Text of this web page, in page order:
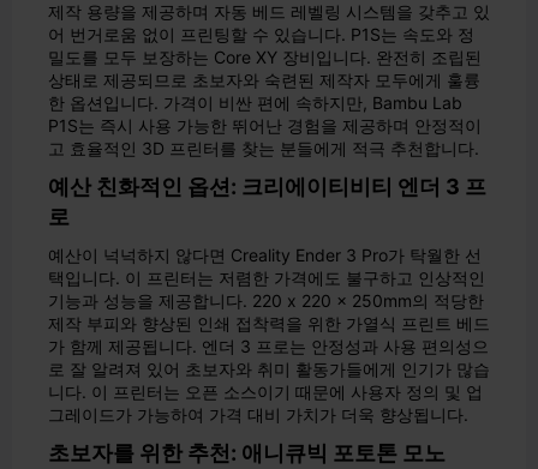
제작 용량을 제공하며 자동 베드 레벨링 시스템을 갖추고 있
어 번거로움 없이 프린팅할 수 있습니다. P1S는 속도와 정
밀도를 모두 보장하는 Core XY 장비입니다. 완전히 조립된
상태로 제공되므로 초보자와 숙련된 제작자 모두에게 훌륭
한 옵션입니다. 가격이 비싼 편에 속하지만, Bambu Lab
P1S는 즉시 사용 가능한 뛰어난 경험을 제공하며 안정적이
고 효율적인 3D 프린터를 찾는 분들에게 적극 추천합니다.
예산 친화적인 옵션: 크리에이티비티 엔더 3 프
로
예산이 넉넉하지 않다면 Creality Ender 3 Pro가 탁월한 선
택입니다. 이 프린터는 저렴한 가격에도 불구하고 인상적인
기능과 성능을 제공합니다. 220 x 220 x 250mm의 적당한
제작 부피와 향상된 인쇄 접착력을 위한 가열식 프린트 베드
가 함께 제공됩니다. 엔더 3 프로는 안정성과 사용 편의성으
로 잘 알려져 있어 초보자와 취미 활동가들에게 인기가 많습
니다. 이 프린터는 오픈 소스이기 때문에 사용자 정의 및 업
그레이드가 가능하여 가격 대비 가치가 더욱 향상됩니다.
초보자를 위한 추천: 애니큐빅 포토톤 모노